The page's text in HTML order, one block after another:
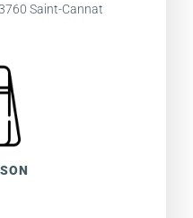
Saint-Cannat